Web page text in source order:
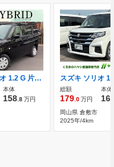
スズキ ソリオ 1.2 G 片側電動スライド キーレス
本体
158.8万円
総額
179.0万円
本体
岡山県 倉敷市
2025年/4km